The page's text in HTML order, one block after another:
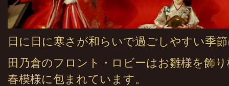
日に日に寒さが和らいで過ごしやすい季
田乃倉のフロント・ロビーはお雛様を飾
春模様に包まれています。